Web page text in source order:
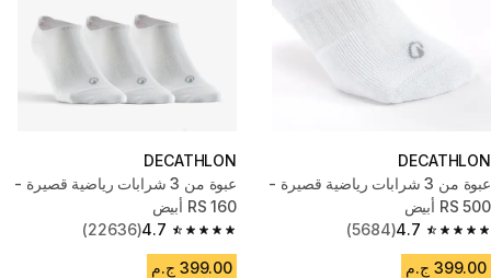
DECATHLON
عبوة من 3 شرابات رياضية قصيرة -
RS 500 أبيض
4.7
4.7 out of 5 stars from 5684 reviews
(5684)
399.00 ج.م
DECATHLON
عبوة من 3 شرابات رياضية قصيرة -
RS 160 أبيض
4.7
4.7 out of 5 stars from 22636 reviews
(22636)
399.00 ج.م